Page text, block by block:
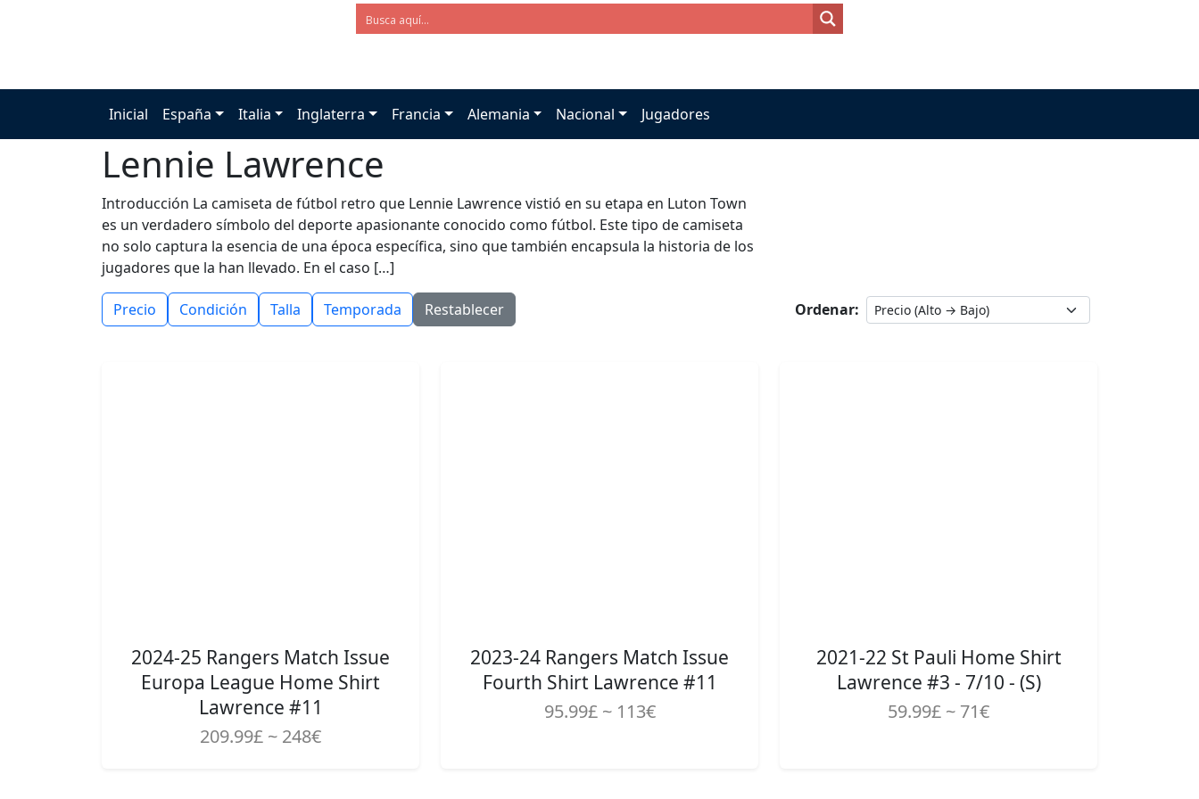
Inicial España Italia Inglaterra Francia Alemania Nacional Jugadores
Lennie Lawrence
Introducción La camiseta de fútbol retro que Lennie Lawrence vistió en su etapa en Luton Town
es un verdadero símbolo del deporte apasionante conocido como fútbol. Este tipo de camiseta
no solo captura la esencia de una época específica, sino que también encapsula la historia de los
jugadores que la han llevado. En el caso […]
Precio Condición Talla Temporada Restablecer Ordenar:
2024-25 Rangers Match Issue
Europa League Home Shirt
Lawrence #11
209.99£ ~ 248€
2023-24 Rangers Match Issue
Fourth Shirt Lawrence #11
95.99£ ~ 113€
2021-22 St Pauli Home Shirt
Lawrence #3 - 7/10 - (S)
59.99£ ~ 71€